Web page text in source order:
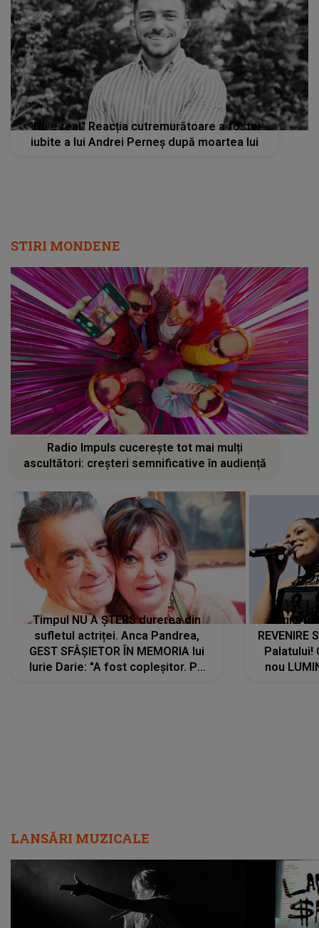
”Nu e real” Reacția cutremurătoare a fostei
iubite a lui Andrei Perneș după moartea lui
STIRI MONDENE
Radio Impuls cucerește tot mai mulți
ascultători: creșteri semnificative în audiență
Timpul NU A ȘTERS durerea din
sufletul actriței. Anca Pandrea,
GEST SFÂȘIETOR ÎN MEMORIA lui
Iurie Darie: "A fost copleșitor. Pe
Tania
REVENIRE
Palatului!
nou
LANSĂRI MUZICALE